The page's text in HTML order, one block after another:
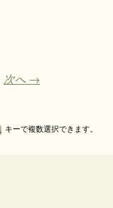
次へ →
キーで複数選択できます。